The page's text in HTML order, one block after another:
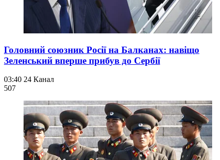
Головний союзник Росії на Балканах: навіщо
Зеленський вперше прибув до Сербії
03:40 24 Канал
507